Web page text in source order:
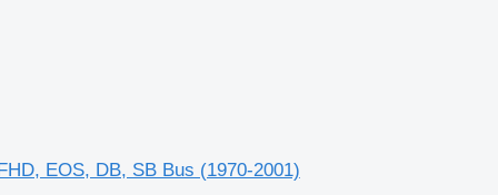
EOS, DB, SB Bus (1970-2001)